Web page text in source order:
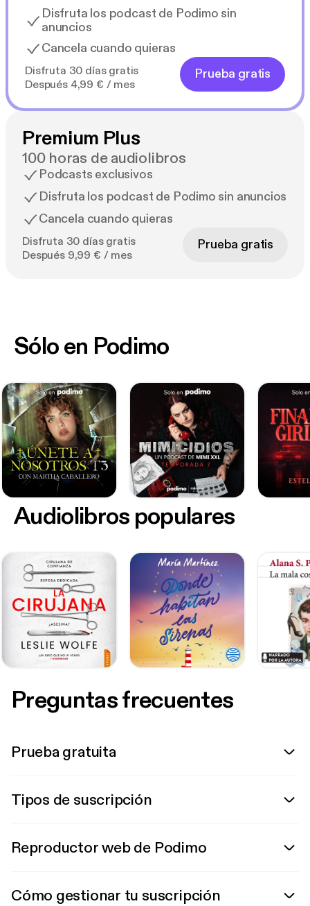
Disfruta los podcast de Podimo sin
anuncios
Cancela cuando quieras
Disfruta 30 días gratis
Después 4,99 € / mes
Prueba gratis
Premium Plus
100 horas de audiolibros
Podcasts exclusivos
Disfruta los podcast de Podimo sin anuncios
Cancela cuando quieras
Disfruta 30 días gratis
Después 9,99 € / mes
Prueba gratis
Sólo en Podimo
Audiolibros populares
Preguntas frecuentes
Prueba gratuita
Tipos de suscripción
Reproductor web de Podimo
Cómo gestionar tu suscripción